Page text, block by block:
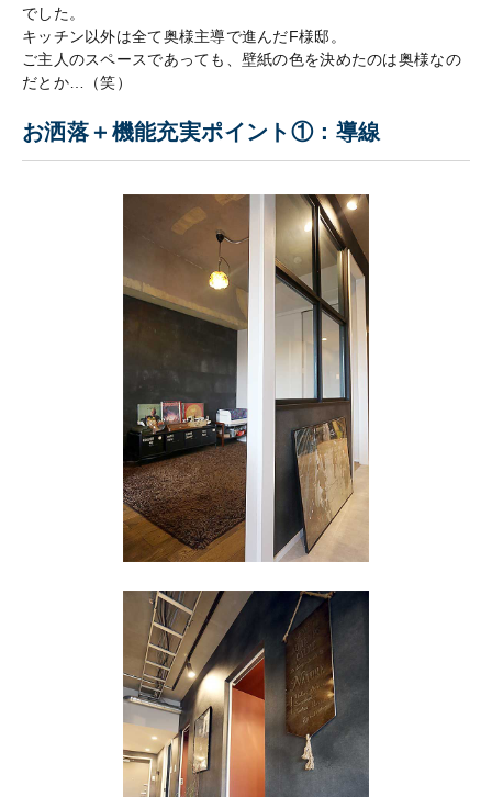
でした。
キッチン以外は全て奥様主導で進んだF様邸。
ご主人のスペースであっても、壁紙の色を決めたのは奥様なの
だとか…（笑）
お洒落＋機能充実ポイント①：導線